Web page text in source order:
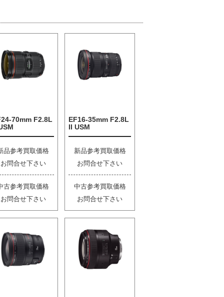
70mm F2.8L
品参考買取価格
お問合せ下さい
古参考買取価格
お問合せ下さい
EF16-35mm F2.8L
II USM
新品参考買取価格
お問合せ下さい
中古参考買取価格
お問合せ下さい